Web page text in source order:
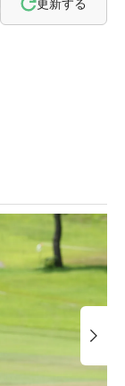
更新する